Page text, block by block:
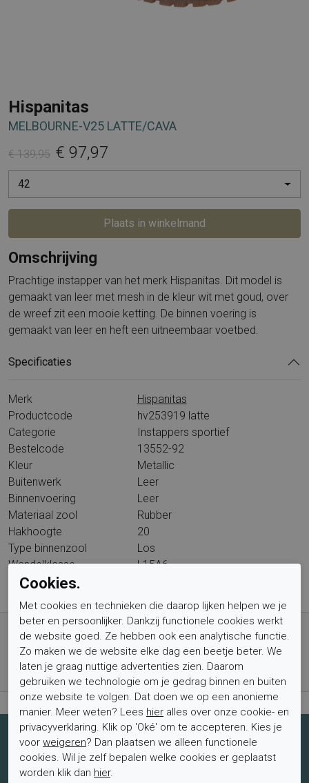
Hispanitas
MELBOURNE-V25 LATTE/CAVA
€ 139,95 € 97,97
42
Plaats in winkelmand
Omschrijving
Prachtige instapper van het merk Hispanitas. Dit model is
gemaakt van leer met mesh in de kleur wit met goud, over
de wreef zit een mooie ketting. De binnen voering is
gemaakt van leer en heft een uitneembaar voetbed.
Specificaties
Merk
Hispanitas
Productcode
hv253919 latte
Categorie
Instappers sportief
Bestelcode
13552-92
Kleur
Metallic
Buitenwerk
Leer
Binnenvoering
Leer
Materiaal zool
Rubber
Hakhoogte
20
Type binnenzool
Los
Wandelklasse
L15A6
Gratis verzending vanaf € 59,- (voor NL)
Bestel nu, betaal achteraf met Klarna
Levertijd 1-2 werkdagen*
Retourtermijn van 2 weken
Schrijf je nu in voor de nieuwsbrief
Schrijf je in voor de nieuwsbrief en blijf op de hoogte van de
Cookies.
Met cookies en technieken die daarop lijken helpen we je
beter en persoonlijker. Dankzij functionele cookies werkt
de website goed. Ze hebben ook een analytische functie.
Zo maken we de website elke dag een beetje beter. We
laten je graag nuttige advertenties zien. Daarom
gebruiken we technologie om je gedrag binnen en buiten
onze website te volgen. Dat doen we op een anonieme
manier. Meer weten? Lees hier alles over onze cookie- en
privacyverklaring. Klik op 'Oké' om te accepteren. Kies je
voor weigeren? Dan plaatsen we alleen functionele
cookies. Wil je zelf bepalen welke cookies er geplaatst
worden klik dan hier.